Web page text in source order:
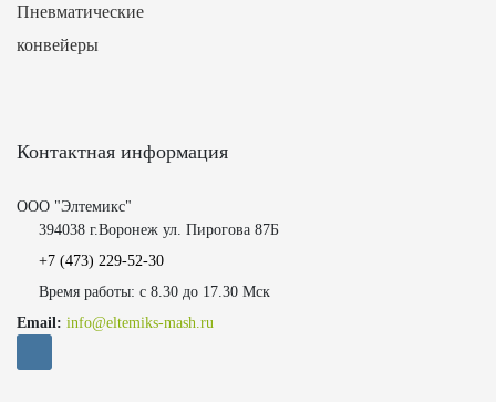
Пневматические
конвейеры
Контактная информация
ООО "Элтемикс"
394038 г.Воронеж ул. Пирогова 87Б
+7 (473) 229-52-30
Время работы: с 8.30 до 17.30 Мск
Email: info@eltemiks-mash.ru